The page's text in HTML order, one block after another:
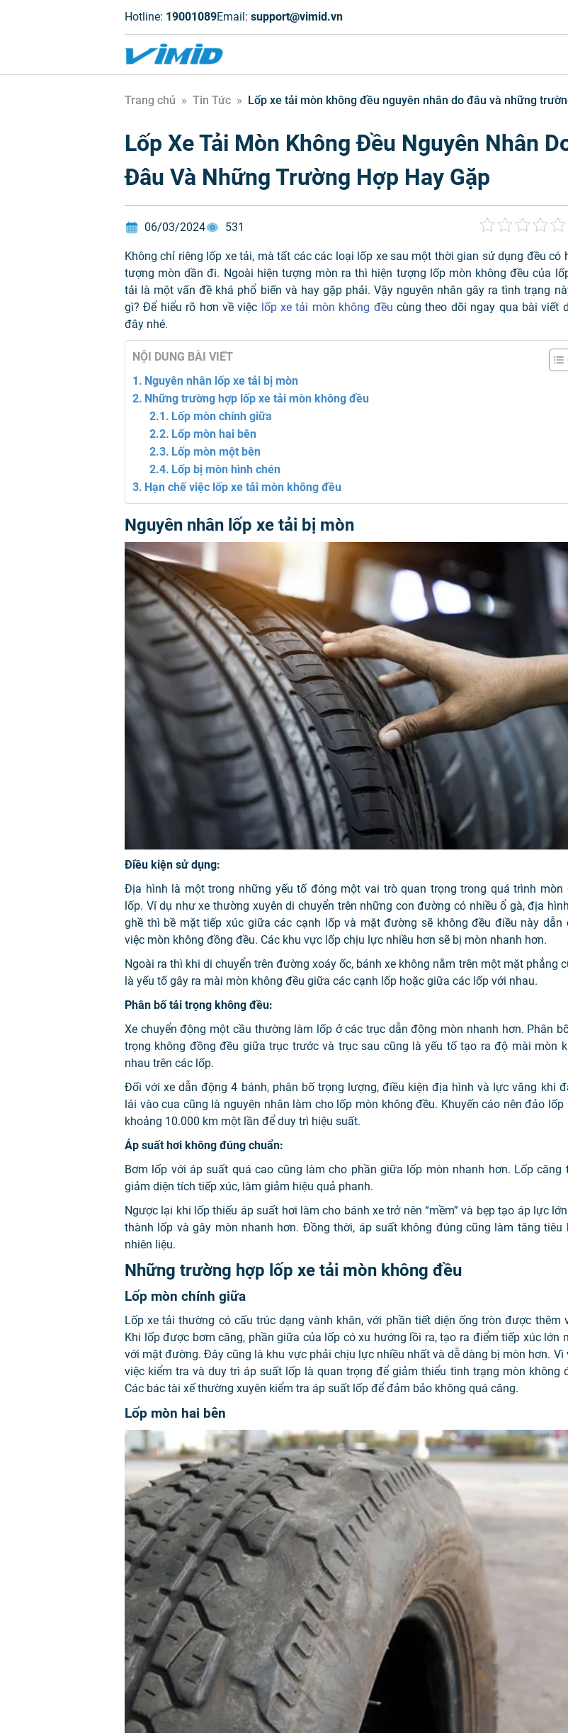
Hotline: 19001089Email: support@vimid.vn
Trang chủ » Tin Tức » Lốp xe tải mòn không đều nguyên nhân do đâu và những
Lốp Xe Tải Mòn Không Đều Nguyên Nhân
Đâu Và Những Trường Hợp Hay Gặp
06/03/2024 531
Không chỉ riêng lốp xe tải, mà tất các các loại lốp xe sau một thời gian sử dụng đều có
tượng mòn dần đi. Ngoài hiện tượng mòn ra thì hiện tượng lốp mòn không đều của
tải là một vấn đề khá phổ biến và hay gặp phải. Vậy nguyên nhân gây ra tình trạng
gì? Để hiểu rõ hơn về việc lốp xe tải mòn không đều cùng theo dõi ngay qua bài viết
đây nhé.
NỘI DUNG BÀI VIẾT
Nguyên nhân lốp xe tải bị mòn
Những trường hợp lốp xe tải mòn không đều
Lốp mòn chính giữa
Lốp mòn hai bên
Lốp mòn một bên
Lốp bị mòn hình chén
Hạn chế việc lốp xe tải mòn không đều
Nguyên nhân lốp xe tải bị mòn
Điều kiện sử dụng:
Địa hình là một trong những yếu tố đóng một vai trò quan trọng trong quá trình mòn
lốp. Ví dụ như xe thường xuyên di chuyển trên những con đường có nhiều ổ gà, địa
ghề thì bề mặt tiếp xúc giữa các cạnh lốp và mặt đường sẽ không đều điều này dẫn
việc mòn không đồng đều. Các khu vực lốp chịu lực nhiều hơn sẽ bị mòn nhanh hơn.
Ngoài ra thì khi di chuyển trên đường xoáy ốc, bánh xe không nằm trên một mặt phẳng
là yếu tố gây ra mài mòn không đều giữa các cạnh lốp hoặc giữa các lốp với nhau.
Phân bố tải trọng không đều:
Xe chuyển động một cầu thường làm lốp ở các trục dẫn động mòn nhanh hơn. Phân
trọng không đồng đều giữa trục trước và trục sau cũng là yếu tố tạo ra độ mài mòn
nhau trên các lốp.
Đối với xe dẫn động 4 bánh, phân bố trọng lượng, điều kiện địa hình và lực văng khi
lái vào cua cũng là nguyên nhân làm cho lốp mòn không đều. Khuyến cáo nên đảo lốp
khoảng 10.000 km một lần để duy trì hiệu suất.
Áp suất hơi không đúng chuẩn:
Bơm lốp với áp suất quá cao cũng làm cho phần giữa lốp mòn nhanh hơn. Lốp căng
giảm diện tích tiếp xúc, làm giảm hiệu quả phanh.
Ngược lại khi lốp thiếu áp suất hơi làm cho bánh xe trở nên “mềm” và bẹp tạo áp lực
thành lốp và gây mòn nhanh hơn. Đồng thời, áp suất không đúng cũng làm tăng tiêu
nhiên liệu.
Những trường hợp lốp xe tải mòn không đều
Lốp mòn chính giữa
Lốp xe tải thường có cấu trúc dạng vành khăn, với phần tiết diện ống tròn được thêm
Khi lốp được bơm căng, phần giữa của lốp có xu hướng lồi ra, tạo ra điểm tiếp xúc lớn
với mặt đường. Đây cũng là khu vực phải chịu lực nhiều nhất và dễ dàng bị mòn hơn. Vì
việc kiểm tra và duy trì áp suất lốp là quan trọng để giảm thiểu tình trạng mòn không
Các bác tài xế thường xuyên kiểm tra áp suất lốp để đảm bảo không quá căng.
Lốp mòn hai bên